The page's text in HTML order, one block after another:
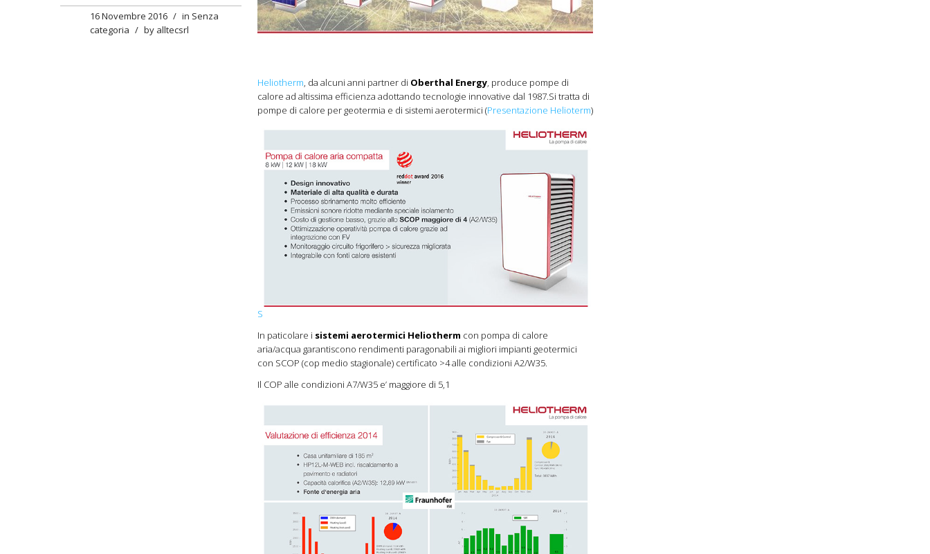
16 Novembre 2016 / in Senza
categoria / by alltecsrl
Heliotherm, da alcuni anni partner di Oberthal Energy, produce pompe di
calore ad altissima efficienza adottando tecnologie innovative dal 1987.Si tratta di
pompe di calore per geotermia e di sistemi aerotermici (Presentazione Helioterm)
S
In paticolare i sistemi aerotermici Heliotherm con pompa di calore
aria/acqua garantiscono rendimenti paragonabili ai migliori impianti geotermici
con SCOP (cop medio stagionale) certificato >4 alle condizioni A2/W35.
Il COP alle condizioni A7/W35 e’ maggiore di 5,1